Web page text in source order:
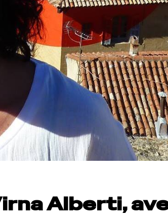
Alberti,